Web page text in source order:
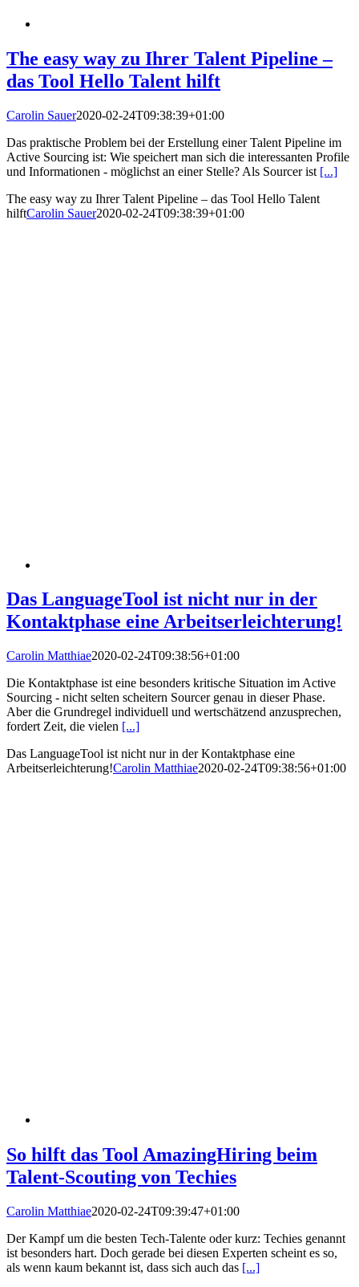
The easy way zu Ihrer Talent Pipeline –
das Tool Hello Talent hilft
Carolin Sauer2020-02-24T09:38:39+01:00
Das praktische Problem bei der Erstellung einer Talent Pipeline im
Active Sourcing ist: Wie speichert man sich die interessanten Profile
und Informationen - möglichst an einer Stelle? Als Sourcer ist [...]
The easy way zu Ihrer Talent Pipeline – das Tool Hello Talent
hilftCarolin Sauer2020-02-24T09:38:39+01:00
Das LanguageTool ist nicht nur in der
Kontaktphase eine Arbeitserleichterung!
Carolin Matthiae2020-02-24T09:38:56+01:00
Die Kontaktphase ist eine besonders kritische Situation im Active
Sourcing - nicht selten scheitern Sourcer genau in dieser Phase.
Aber die Grundregel individuell und wertschätzend anzusprechen,
fordert Zeit, die vielen [...]
Das LanguageTool ist nicht nur in der Kontaktphase eine
Arbeitserleichterung!Carolin Matthiae2020-02-24T09:38:56+01:00
So hilft das Tool AmazingHiring beim
Talent-Scouting von Techies
Carolin Matthiae2020-02-24T09:39:47+01:00
Der Kampf um die besten Tech-Talente oder kurz: Techies genannt
ist besonders hart. Doch gerade bei diesen Experten scheint es so,
als wenn kaum bekannt ist, dass sich auch das [...]